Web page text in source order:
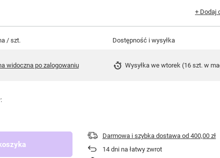
+ Dodaj
/ szt. Dostępność i wysyłka
widoczna po zalogowaniu Wysyłka we wtorek (16 szt. w
Darmowa i szybka dostawaod 400,00 zł
14dni na łatwy zwrot